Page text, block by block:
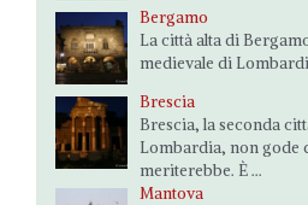
Bergamo
La città alta di
medievale di
Brescia
Brescia, la seconda
Lombardia, non gode
meriterebbe. È ...
Mantova